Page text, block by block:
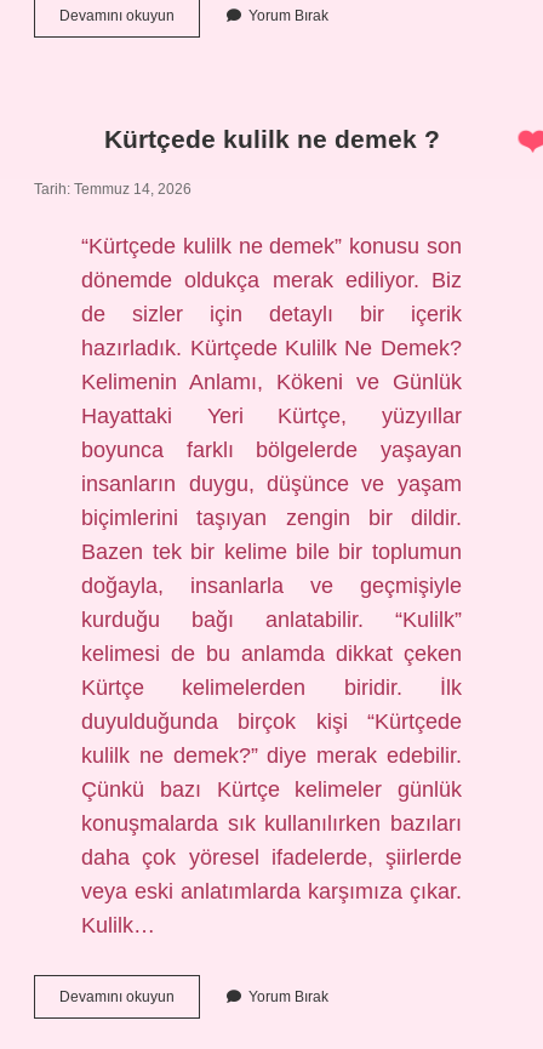
Devamını okuyun Kürtçede
kulilk
Yorum Bırak
Kürtçede kulilk ne demek ?
Tarih: Temmuz 14, 2026
“Kürtçede kulilk ne demek” konusu son
dönemde oldukça merak ediliyor. Biz
de sizler için detaylı bir içerik
hazırladık. Kürtçede Kulilk Ne Demek?
Kelimenin Anlamı, Kökeni ve Günlük
Hayattaki Yeri Kürtçe, yüzyıllar
boyunca farklı bölgelerde yaşayan
insanların duygu, düşünce ve yaşam
biçimlerini taşıyan zengin bir dildir.
Bazen tek bir kelime bile bir toplumun
doğayla, insanlarla ve geçmişiyle
kurduğu bağı anlatabilir. “Kulilk”
kelimesi de bu anlamda dikkat çeken
Kürtçe kelimelerden biridir. İlk
duyulduğunda birçok kişi “Kürtçede
kulilk ne demek?” diye merak edebilir.
Çünkü bazı Kürtçe kelimeler günlük
konuşmalarda sık kullanılırken bazıları
daha çok yöresel ifadelerde, şiirlerde
veya eski anlatımlarda karşımıza çıkar.
Kulilk…
Devamını okuyun Kürtçede
kulilk
Yorum Bırak